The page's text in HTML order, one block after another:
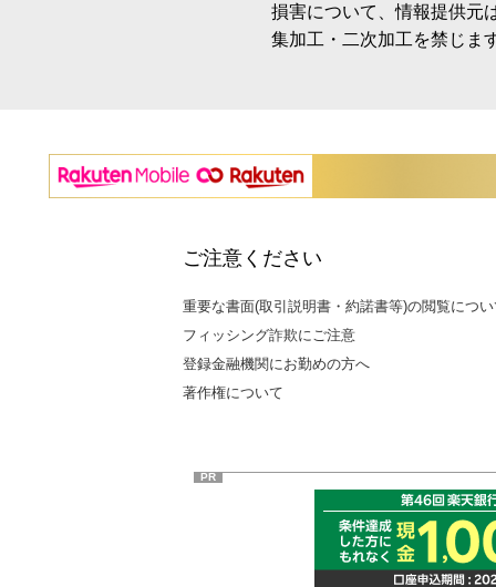
損害について、情報提供元
集加工・二次加工を禁じま
ご注意ください
重要な書面(取引説明書・約諾書等)の閲覧につ
フィッシング詐欺にご注意
登録金融機関にお勤めの方へ
著作権について
PR